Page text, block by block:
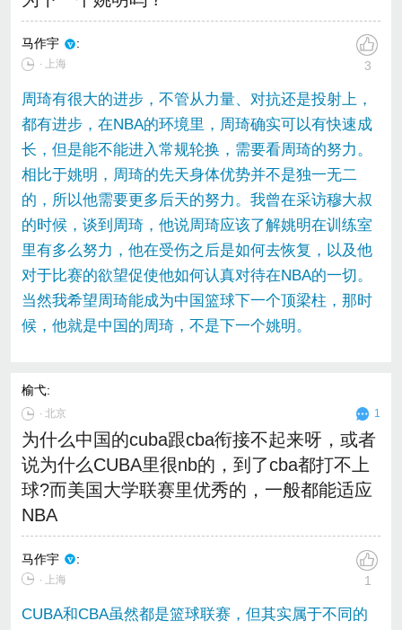
马作宇 :
∙ 上海 3
周琦有很大的进步，不管从力量、对抗还是投射上，
都有进步，在NBA的环境里，周琦确实可以有快速成
长，但是能不能进入常规轮换，需要看周琦的努力。
相比于姚明，周琦的先天身体优势并不是独一无二
的，所以他需要更多后天的努力。我曾在采访穆大叔
的时候，谈到周琦，他说周琦应该了解姚明在训练室
里有多么努力，他在受伤之后是如何去恢复，以及他
对于比赛的欲望促使他如何认真对待在NBA的一切。
当然我希望周琦能成为中国篮球下一个顶梁柱，那时
候，他就是中国的周琦，不是下一个姚明。
榆弋:
∙北京 1
为什么中国的cuba跟cba衔接不起来呀，或者
说为什么CUBA里很nb的，到了cba都打不上
球?而美国大学联赛里优秀的，一般都能适应
NBA
马作宇 :
∙ 上海 1
CUBA和CBA虽然都是篮球联赛，但其实属于不同的